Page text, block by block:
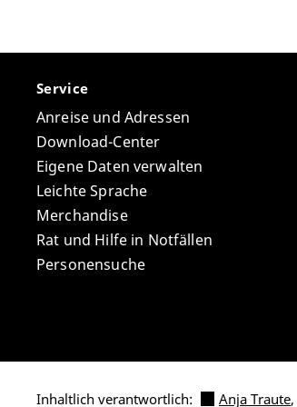
Service
Anreise und Adressen
Download-Center
Eigene Daten verwalten
Leichte Sprache
Merchandise
Rat und Hilfe in Notfällen
Personensuche
Inhaltlich verantwortlich: Anja Traute,